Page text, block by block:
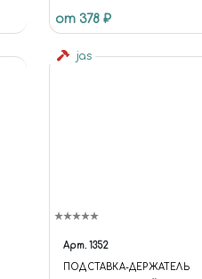
от 378 ₽
jas
Арт. 1352
ПОДСТАВКА-ДЕРЖАТЕЛЬ